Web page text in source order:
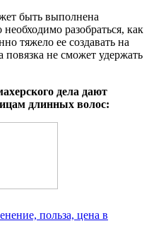
быть выполнена
разобраться, как
тяжело ее создавать на
не сможет удержать
дела дают
длинных волос:
польза, цена в